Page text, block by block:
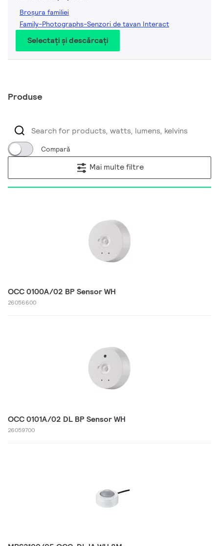
Broșura familiei
Family-Photographs-Senzori de tavan Interact
Selectați și descărcați
Produse
Compară
Mai multe filtre
OCC 0100A/02 BP Sensor WH
26056600
OCC 0101A/02 DL BP Sensor WH
26059700